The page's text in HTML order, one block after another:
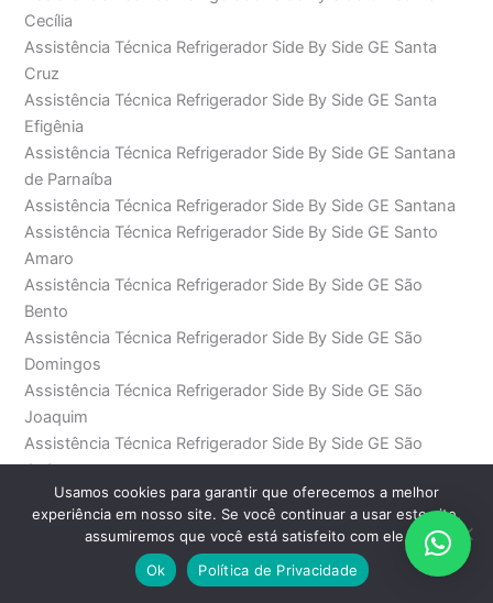
Cecília
Assistência Técnica Refrigerador Side By Side GE Santa
Cruz
Assistência Técnica Refrigerador Side By Side GE Santa
Efigênia
Assistência Técnica Refrigerador Side By Side GE Santana
de Parnaíba
Assistência Técnica Refrigerador Side By Side GE Santana
Assistência Técnica Refrigerador Side By Side GE Santo
Amaro
Assistência Técnica Refrigerador Side By Side GE São
Bento
Assistência Técnica Refrigerador Side By Side GE São
Domingos
Assistência Técnica Refrigerador Side By Side GE São
Joaquim
Assistência Técnica Refrigerador Side By Side GE São
Judas
Assistência Técnica Refrigerador Side By Side GE São Paulo
Assistência Técnica Refrigerador Side By Side GE Saúde
Assistência Técnica Refrigerador Side By Side GE SP
Assistência Técnica Refrigerador Side By Side GE Sumaré
Usamos cookies para garantir que oferecemos a melhor
experiência em nosso site. Se você continuar a usar este site,
assumiremos que você está satisfeito com ele.
Ok
Política de Privacidade